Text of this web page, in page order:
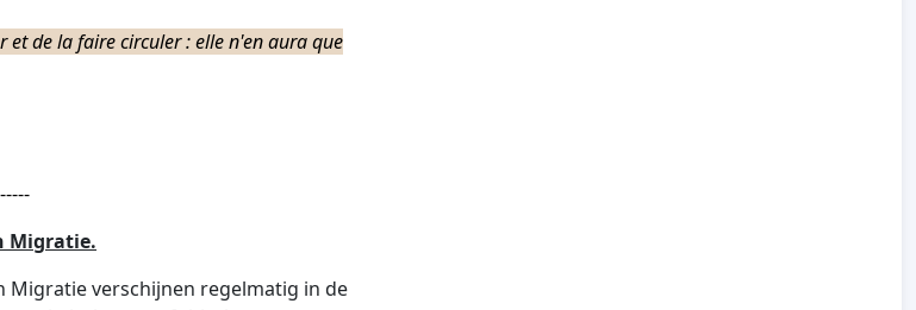
de la faire circuler : elle n'en aura que
Migratie.
Migratie verschijnen regelmatig in de